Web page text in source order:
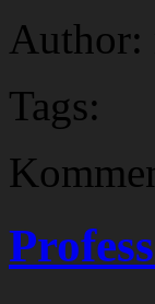
Author:
Tags: